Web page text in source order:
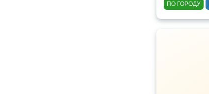
ПО ГОРОДУ